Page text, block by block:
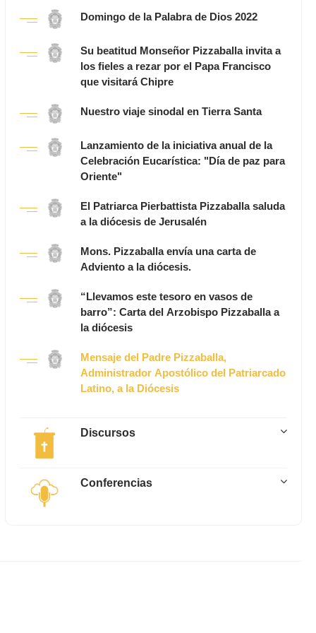
Domingo de la Palabra de Dios 2022
Su beatitud Monseñor Pizzaballa invita a
los fieles a rezar por el Papa Francisco
que visitará Chipre
Nuestro viaje sinodal en Tierra Santa
Lanzamiento de la iniciativa anual de la
Celebración Eucarística: "Día de paz para
Oriente"
El Patriarca Pierbattista Pizzaballa saluda
a la diócesis de Jerusalén
Mons. Pizzaballa envía una carta de
Adviento a la diócesis.
“Llevamos este tesoro en vasos de
barro”: Carta del Arzobispo Pizzaballa a
la diócesis
Mensaje del Padre Pizzaballa,
Administrador Apostólico del Patriarcado
Latino, a la Diócesis
Discursos
Conferencias